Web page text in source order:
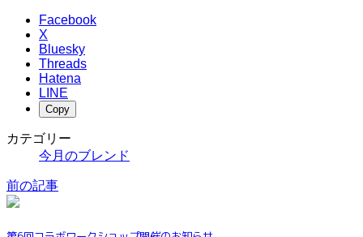
Facebook
X
Bluesky
Threads
Hatena
LINE
Copy
カテゴリー
今月のブレンド
前の記事